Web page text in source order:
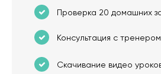
Проверка 20 домашних
Консультация с
Скачивание видео